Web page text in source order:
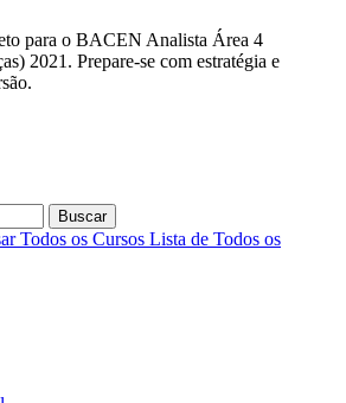
para o BACEN Analista Área 4
2021. Prepare-se com estratégia e
Buscar
Todos os Cursos Lista de Todos os